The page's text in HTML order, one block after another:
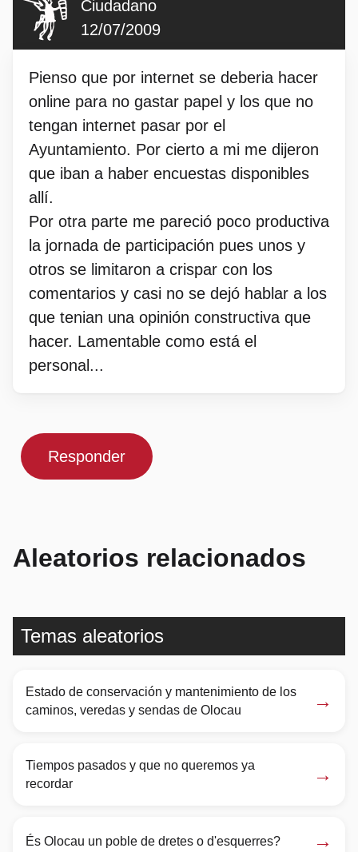
Ciudadano
12/07/2009
Pienso que por internet se deberia hacer
online para no gastar papel y los que no
tengan internet pasar por el
Ayuntamiento. Por cierto a mi me dijeron
que iban a haber encuestas disponibles
allí.
Por otra parte me pareció poco productiva
la jornada de participación pues unos y
otros se limitaron a crispar con los
comentarios y casi no se dejó hablar a los
que tenian una opinión constructiva que
hacer. Lamentable como está el
personal...
Responder
Aleatorios relacionados
Temas aleatorios
Estado de conservación y mantenimiento de los
caminos, veredas y sendas de Olocau
→
Tiempos pasados y que no queremos ya
recordar
→
És Olocau un poble de dretes o d'esquerres? →